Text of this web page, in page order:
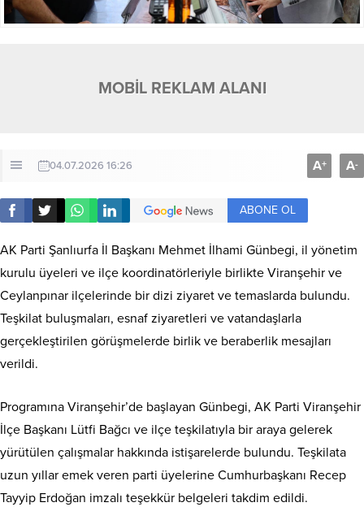
MOBİL REKLAM ALANI
04.07.2026 16:26 A+ A-
ABONE OL
AK Parti Şanlıurfa İl Başkanı Mehmet İlhami Günbegi, il yönetim
kurulu üyeleri ve ilçe koordinatörleriyle birlikte Viranşehir ve
Ceylanpınar ilçelerinde bir dizi ziyaret ve temaslarda bulundu.
Teşkilat buluşmaları, esnaf ziyaretleri ve vatandaşlarla
gerçekleştirilen görüşmelerde birlik ve beraberlik mesajları
verildi.
Programına Viranşehir’de başlayan Günbegi, AK Parti Viranşehir
İlçe Başkanı Lütfi Bağcı ve ilçe teşkilatıyla bir araya gelerek
yürütülen çalışmalar hakkında istişarelerde bulundu. Teşkilata
uzun yıllar emek veren parti üyelerine Cumhurbaşkanı Recep
Tayyip Erdoğan imzalı teşekkür belgeleri takdim edildi.